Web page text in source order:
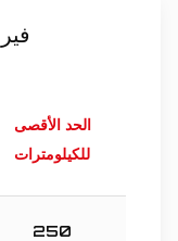
الحد الأقصى
للكيلومترات
250